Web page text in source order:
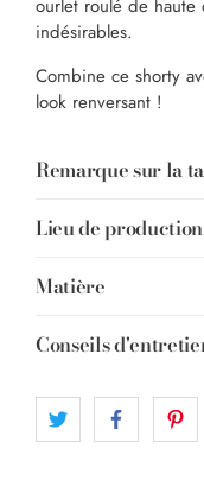
ourlet roulé de haute
indésirables.
Combine ce shorty
look renversant !
Remarque sur la
Lieu de production
Matière
Conseils